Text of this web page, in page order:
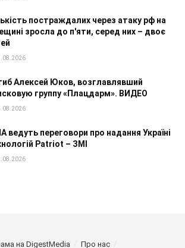
постраждалих через атаку рф на
зросла до п'яти, серед них – двоє
Алексей Юков, возглавлявший
группу «Плацдарм». ВИДЕО
ведуть переговори про надання Україні
Patriot – ЗМІ
на DigestMedia
Про нас